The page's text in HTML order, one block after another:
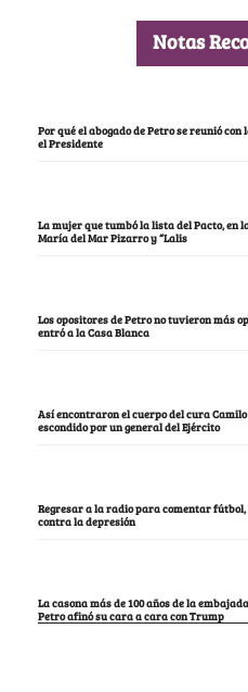
Notas
Por qué el abogado de Petro se reunió
el Presidente
La mujer que tumbó la lista del Pacto, en
María del Mar Pizarro y “Lalis
Los opositores de Petro no tuvieron más
entró a la Casa Blanca
Así encontraron el cuerpo del cura
escondido por un general del Ejército
Regresar a la radio para comentar
contra la depresión
La casona más de 100 años de la
Petro afinó su cara a cara con Trump